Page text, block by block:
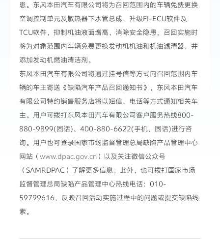
患。东风本田汽车有限公司将为召回范围内的车辆免费更换
空调控制单元及散热器下水管总成，升级FI-ECU软件及
TCU软件，抑制机油液面增高，消除安全隐患。召回实施时
将为对象范围内车辆免费更换发动机机油和机油滤清器，并
添加发动机燃油清洁剂。
东风本田汽车有限公司将通过挂号信等方式向召回范围内车
辆的车主寄送《缺陷汽车产品召回通知书》，东风本田汽车
有限公司特约销售服务店将以短信、电话等方式通知相关车
主。用户可拨打东风本田汽车有限公司客户服务热线800-
880-9899(固话)、400-880-6622(手机、固话)进行咨
询。用户也可登录国家市场监督管理总局缺陷产品管理中心
网站（www.dpac.gov.cn ）以及关注微信公众号
（SAMRDPAC）了解更多信息。此外，也可拨打国家市场
监督管理总局缺陷产品管理中心热线电话：010-
59799616，反映召回活动实施过程中的问题或提交缺陷线
索。